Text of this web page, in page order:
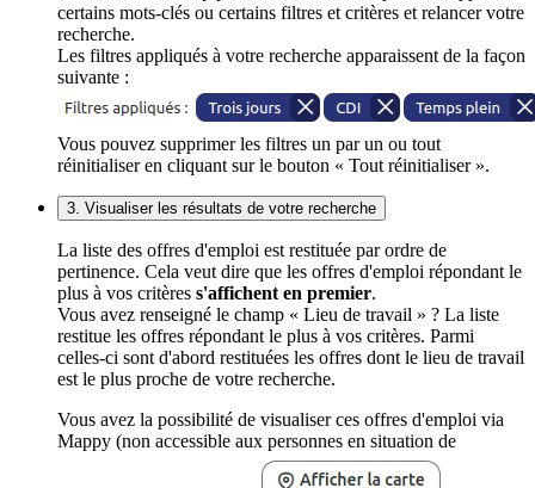
certains mots-clés ou certains filtres et critères et relancer votre
recherche.
Les filtres appliqués à votre recherche apparaissent de la façon
suivante :
Vous pouvez supprimer les filtres un par un ou tout
réinitialiser en cliquant sur le bouton « Tout réinitialiser ».
3. Visualiser les résultats de votre recherche
La liste des offres d'emploi est restituée par ordre de
pertinence. Cela veut dire que les offres d'emploi répondant le
plus à vos critères s'affichent en premier.
Vous avez renseigné le champ « Lieu de travail » ? La liste
restitue les offres répondant le plus à vos critères. Parmi
celles-ci sont d'abord restituées les offres dont le lieu de travail
est le plus proche de votre recherche.
Vous avez la possibilité de visualiser ces offres d'emploi via
Mappy (non accessible aux personnes en situation de